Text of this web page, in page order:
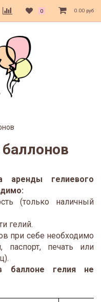
0 0.00 руб
аренды гелиевого
(только наличный
гелий.
при себе необходимо
паспорт, печать или
баллоне гелия не